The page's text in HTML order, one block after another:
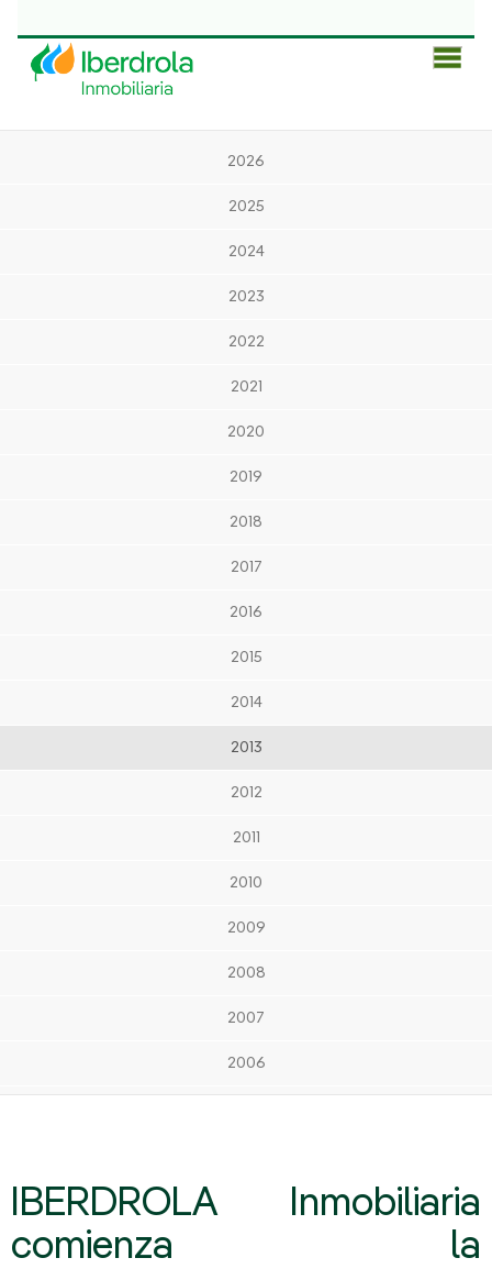
2026
2025
2024
2023
2022
2021
2020
2019
2018
2017
2016
2015
2014
2013
2012
2011
2010
2009
2008
2007
2006
IBERDROLA Inmobiliaria
comienza la